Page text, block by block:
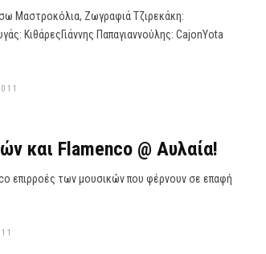
Μαστροκόλια, Ζωγραφιά Τζιρεκάκη:
ΚιθάρεςΓιάννης Παπαγιαννούλης: CajonYota
και Flamenco @ Αυλαία!
επιρροές των μουσικών που φέρνουν σε επαφή